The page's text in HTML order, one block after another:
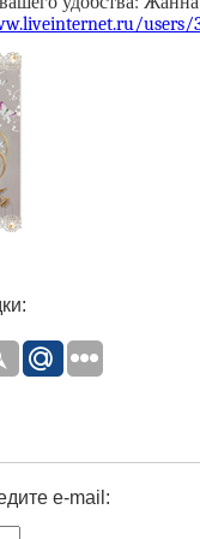
users/
e-mail: